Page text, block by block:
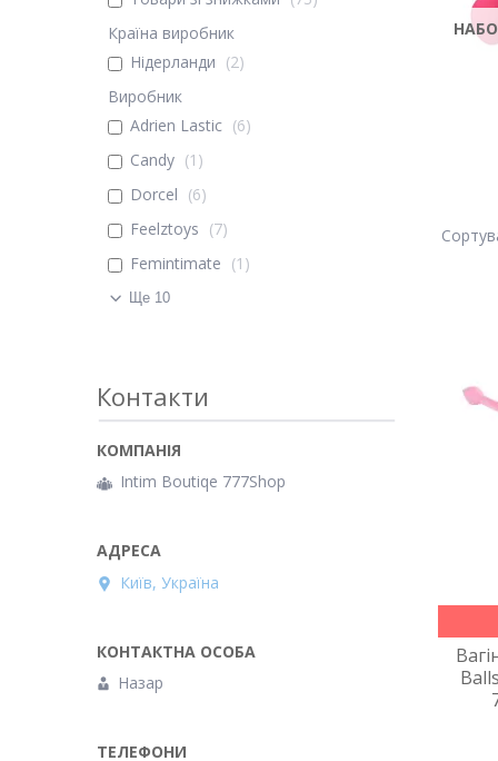
Країна виробник
Нідерланди
2
Виробник
Adrien Lastic
6
Candy
1
Dorcel
6
Feelztoys
7
Femintimate
1
Ще 10
Контакти
Intim Boutiqe 777Shop
Київ, Україна
Назар